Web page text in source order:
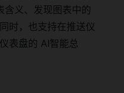
含义、发现图表中的
时，也支持在推送仪
表盘的 AI智能总